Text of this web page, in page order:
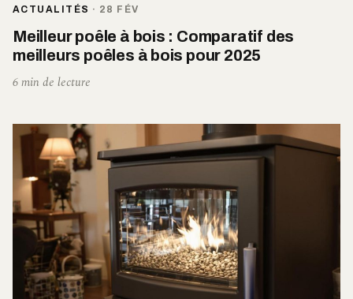
ACTUALITÉS · 28 FÉV
Meilleur poêle à bois : Comparatif des
meilleurs poêles à bois pour 2025
6 min de lecture